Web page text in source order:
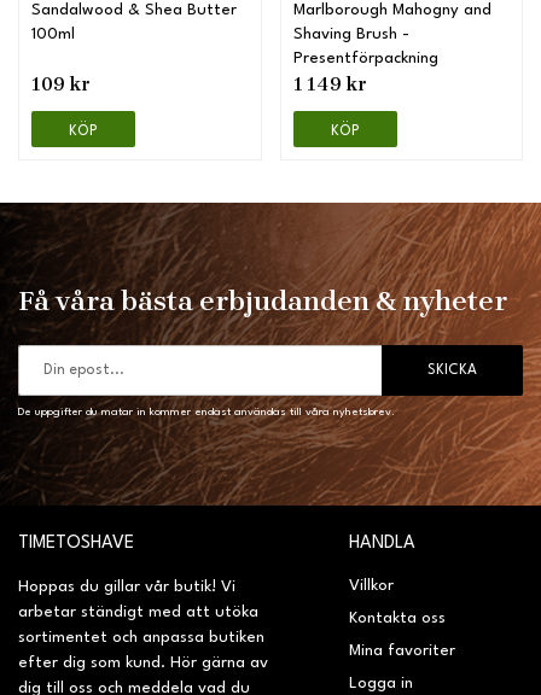
Sandalwood & Shea Butter
100ml
109 kr
KÖP
Marlborough Mahogny and
Shaving Brush -
Presentförpackning
1 149 kr
KÖP
Få våra bästa erbjudanden & nyheter
SKICKA
De uppgifter du matar in kommer endast användas till våra nyhetsbrev.
TIMETOSHAVE
Hoppas du gillar vår butik! Vi
arbetar ständigt med att utöka
sortimentet och anpassa butiken
efter dig som kund. Hör gärna av
dig till oss och meddela vad du
HANDLA
Villkor
Kontakta oss
Mina favoriter
Logga in